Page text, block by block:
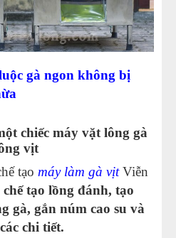
gà ngon không bị
chiếc máy vặt lông gà
vịt
tạo máy làm gà vịtViễn
chế tạo lồng đánh, tạo
gà, gắn núm cao su và
chi tiết.